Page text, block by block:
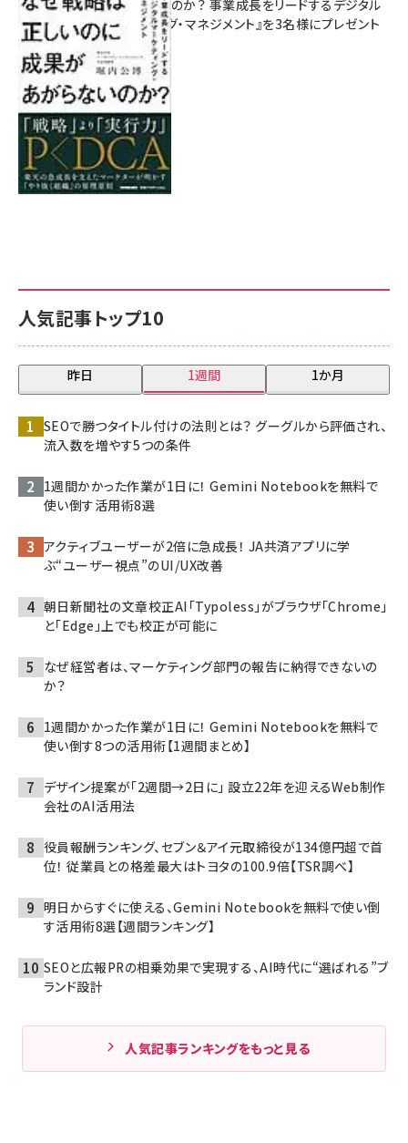
人気記事トップ10
昨日 1週間 1か月
SEOで勝つタイトル付けの法則とは？ グーグルから評価され、
流入数を増やす5つの条件
1週間かかった作業が1日に！ Gemini Notebookを無料で
使い倒す活用術8選
アクティブユーザーが2倍に急成長！ JA共済アプリに学
ぶ“ユーザー視点”のUI/UX改善
朝日新聞社の文章校正AI「Typoless」がブラウザ「Chrome」
と「Edge」上でも校正が可能に
なぜ経営者は、マーケティング部門の報告に納得できないの
か？
1週間かかった作業が1日に！ Gemini Notebookを無料で
使い倒す8つの活用術【1週間まとめ】
デザイン提案が「2週間→2日に」 設立22年を迎えるWeb制作
会社のAI活用法
役員報酬ランキング、セブン＆アイ元取締役が134億円超で首
位！ 従業員との格差最大はトヨタの100.9倍【TSR調べ】
明日からすぐに使える、Gemini Notebookを無料で使い倒
す活用術8選【週間ランキング】
SEOと広報PRの相乗効果で実現する、AI時代に“選ばれる”ブ
ランド設計
人気記事ランキングをもっと見る
があがらないのか？ 事業成長をリードするデジタル
マーケティング・マネジメント』を3名様にプレゼント
8月7日 10:00